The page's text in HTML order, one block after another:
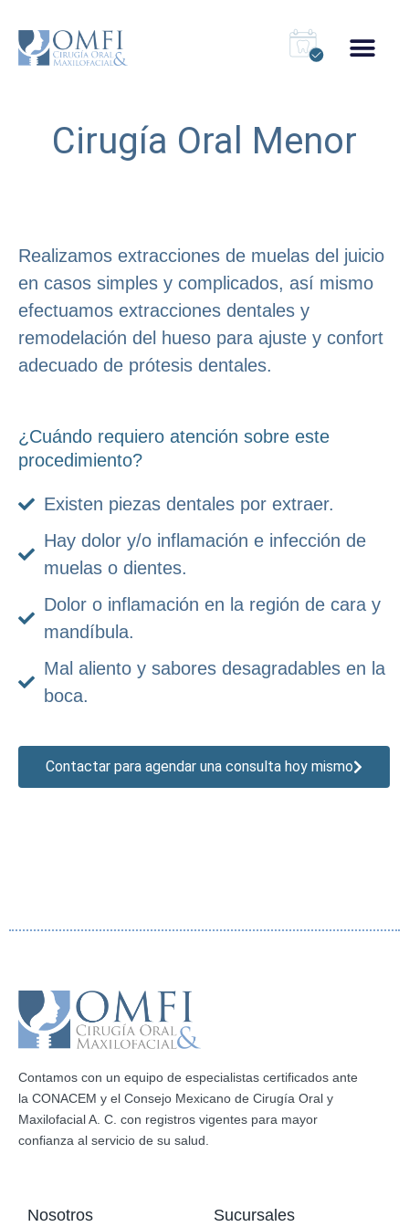
Cirugía Oral Menor
Realizamos extracciones de muelas del juicio
en casos simples y complicados, así mismo
efectuamos extracciones dentales y
remodelación del hueso para ajuste y confort
adecuado de prótesis dentales.
¿Cuándo requiero atención sobre este
procedimiento?
Existen piezas dentales por extraer.
Hay dolor y/o inflamación e infección de
muelas o dientes.
Dolor o inflamación en la región de cara y
mandíbula.
Mal aliento y sabores desagradables en la
boca.
Contactar para agendar una consulta hoy mismo
Contamos con un equipo de especialistas certificados ante
la CONACEM y el Consejo Mexicano de Cirugía Oral y
Maxilofacial A. C. con registros vigentes para mayor
confianza al servicio de su salud.
Nosotros Sucursales